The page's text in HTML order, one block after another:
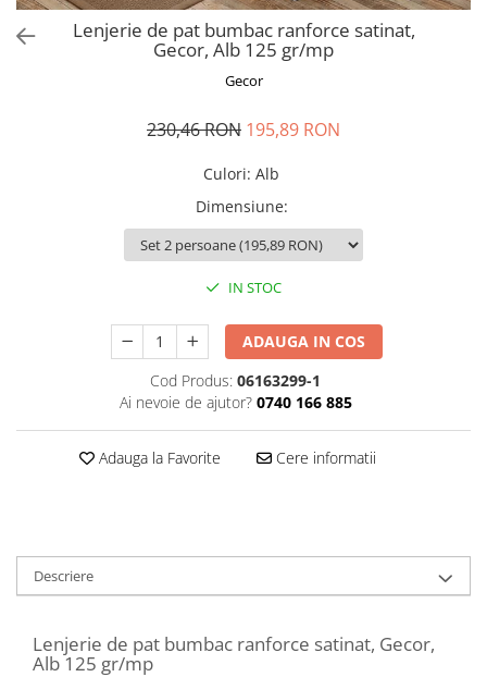
Lenjerie de pat bumbac ranforce satinat,
Gecor, Alb 125 gr/mp
Gecor
230,46 RON 195,89 RON
Culori: Alb
Dimensiune:
IN STOC
ADAUGA IN COS
Cod Produs: 06163299-1
Ai nevoie de ajutor? 0740 166 885
Adauga la Favorite Cere informatii
Descriere
Lenjerie de pat bumbac ranforce satinat, Gecor,
Alb 125 gr/mp